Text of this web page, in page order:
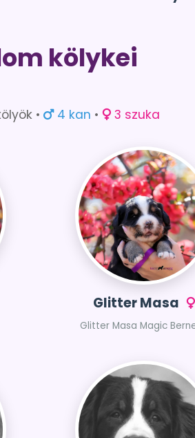
kölykei
• 4 kan • 3 szuka
Glitter Masa
Glitter Masa Magic